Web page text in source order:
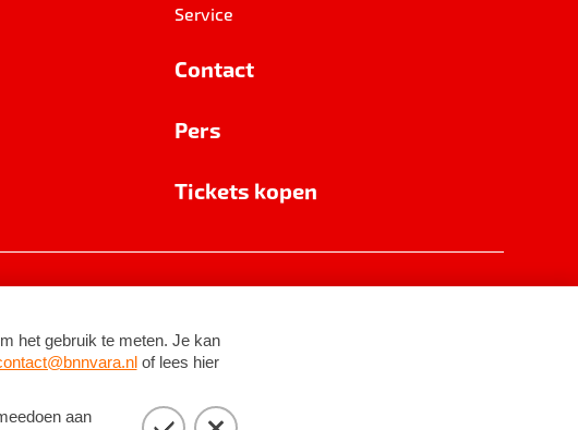
Service
Contact
Pers
Tickets kopen